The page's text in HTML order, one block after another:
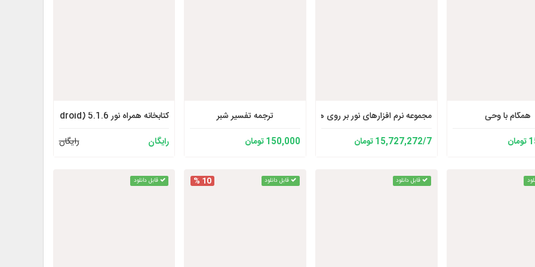
همگام با وحی
مجموعه نرم افزارهای نور بر روی هارد (1 ترابایت)
15,727,272/7 تومان
ترجمه تفسیر شبر
150,000 تومان
کتابخانه همراه نور 5.1.6 (Android)
رایگان
رایگان
قابل دانلود 10 % قابل دانلود قابل دانلود